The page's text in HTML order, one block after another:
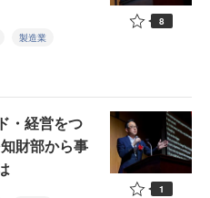
製造業
8
・経営をつ
財部から事
1